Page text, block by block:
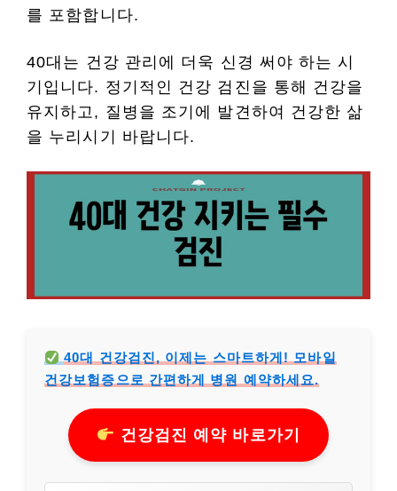
를 포함합니다.
40대는 건강 관리에 더욱 신경 써야 하는 시
기입니다. 정기적인 건강 검진을 통해 건강을
유지하고, 질병을 조기에 발견하여 건강한 삶
을 누리시기 바랍니다.
40대 건강검진, 이제는 스마트하게! 모바일
건강보험증으로 간편하게 병원 예약하세요.
건강검진 예약 바로가기